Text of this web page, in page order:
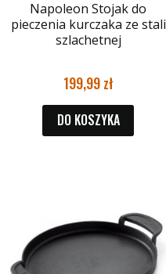
Napoleon Stojak do
pieczenia kurczaka ze stali
szlachetnej
199,99
DO KOSZYKA